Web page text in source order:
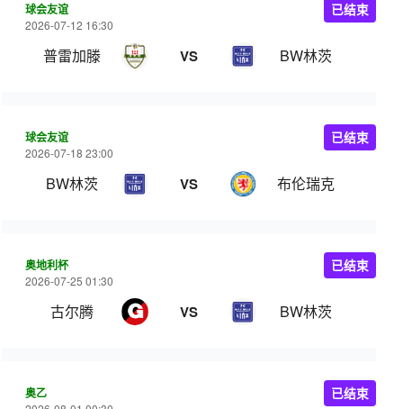
球会友谊
2026-07-12 16:30
普雷加滕 VS BW林茨
已结束
球会友谊
2026-07-18 23:00
BW林茨 VS 布伦瑞克
已结束
奥地利杯
2026-07-25 01:30
古尔腾 VS BW林茨
已结束
奥乙 已结束